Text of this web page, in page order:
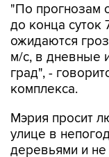
"По прогнозам
до конца суток
ожидаются
м/с, в дневные
град", -
комплекса.
Мэрия просит
улице в
деревьями и не